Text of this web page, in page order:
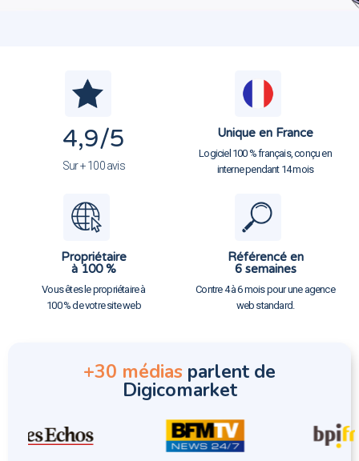
4,9/5
Sur + 100 avis
Unique en France
Logiciel 100 % français, conçu en
interne pendant 14 mois
Propriétaire
à 100 %
Vous êtes le propriétaire à
100 % de votre site web
Référencé en
6 semaines
Contre 4 à 6 mois pour une agence
web standard.
+30 médias parlent de
Digicomarket